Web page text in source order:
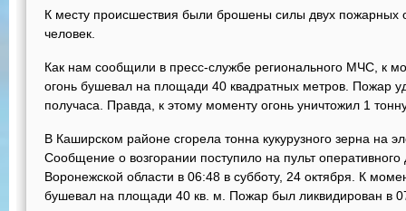
К месту происшествия были брошены силы двух пожарных
человек.
Как нам сообщили в пресс-службе регионального МЧС, к
огонь бушевал на площади 40 квадратных метров. Пожар
получаса. Правда, к этому моменту огонь уничтожил 1
В Каширском районе сгорела тонна кукурузного зерна на
Сообщение о возгорании поступило на пульт
Воронежской области в 06:48 в субботу, 24 октября. К
бушевал на площади 40 кв. м. Пожар был ликвидирован в